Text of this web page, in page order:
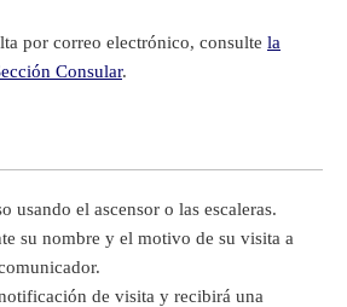
por correo electrónico, consulte la
Consular.
usando el ascensor o las escaleras.
su nombre y el motivo de su visita a
de visita y recibirá una